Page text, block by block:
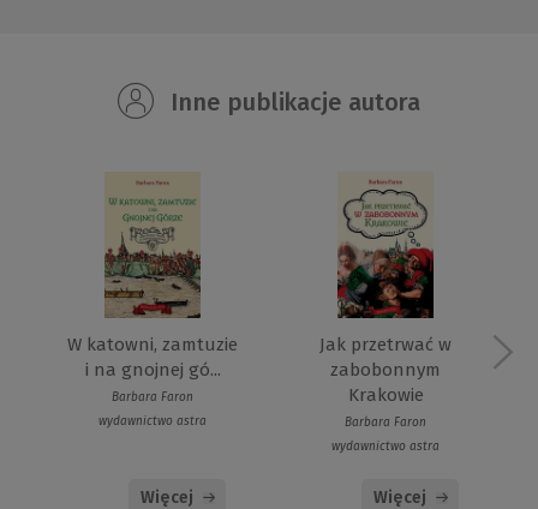
Inne publikacje autora
W katowni, zamtuzie
i na gnojnej gó...
Barbara Faron
wydawnictwo astra
Więcej
Jak przetrwać w
zabobonnym
Krakowie
Barbara Faron
wydawnictwo astra
Więcej